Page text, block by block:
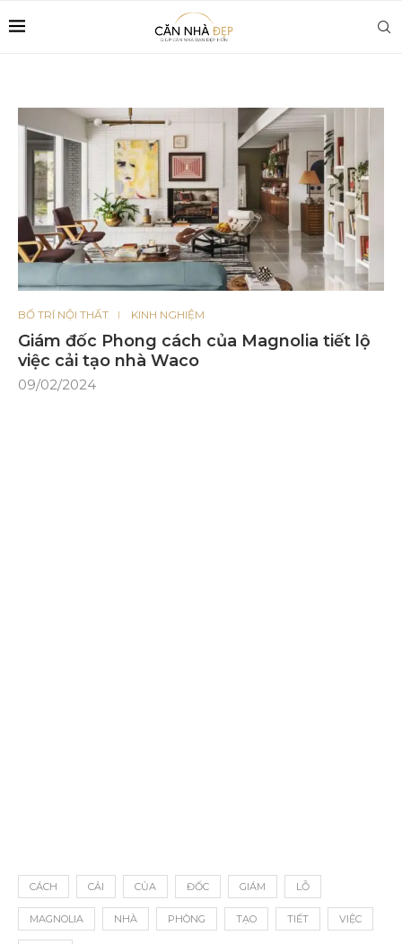
BỐ TRÍ NỘI THẤT KINH NGHIỆM
Giám đốc Phong cách của Magnolia tiết lộ
việc cải tạo nhà Waco
09/02/2024
CÁCH CẢI CỦA ĐỐC GIÁM LỖ
MAGNOLIA NHÀ PHÒNG TẠO TIẾT VIỆC